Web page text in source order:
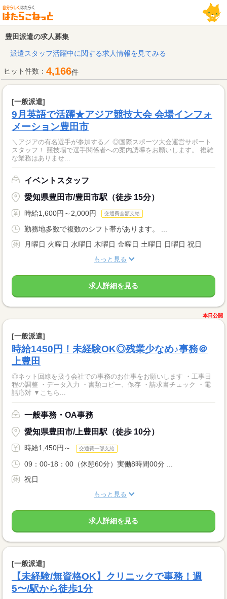
豊田派遣の求人募集
派遣スタッフ活躍中に関する求人情報を見てみる
ヒット件数： 4,166件
[一般派遣]
9月英語で活躍★アジア競技大会 会場インフォ
メーション豊田市
＼アジアの有名選手が参加する／ ◎国際スポーツ大会運営サポート
スタッフ！ 競技場で選手関係者への案内誘導をお願いします。 複雑
な業務はありませ...
イベントスタッフ
愛知県豊田市/豊田市駅（徒歩 15分）
時給1,600円～2,000円 交通費全額支給
勤務地多数で複数のシフト帯があります。 ...
月曜日 火曜日 水曜日 木曜日 金曜日 土曜日 日曜日 祝日
もっと見る
求人詳細を見る
本日公開
[一般派遣]
時給1450円！未経験OK◎残業少なめ♪事務＠
上豊田
◎ネット回線を扱う会社での事務のお仕事をお願いします ・工事日
程の調整 ・データ入力 ・書類コピー、保存 ・請求書チェック ・電
話応対 ▼こちら...
一般事務・OA事務
愛知県豊田市/上豊田駅（徒歩 10分）
時給1,450円～ 交通費一部支給
09：00-18：00（休憩60分）実働8時間00分 ...
祝日
もっと見る
求人詳細を見る
[一般派遣]
【未経験/無資格OK】クリニックで事務！週
5〜/駅から徒歩1分